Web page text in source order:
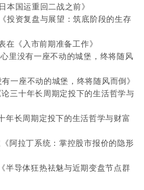
日本国运重回二战之前》
投资复盘与展望：筑底阶段的生存
在《入市前期准备工作》
心里没有一座不动的城堡，终将随风
一座不动的城堡，终将随风而倒》
论三十年长周期定投下的生活哲学与
年长周期定投下的生活哲学与财富
阿拉丁系统：掌控股市报价的隐形
半导体狂热祛魅与近期变盘节点群